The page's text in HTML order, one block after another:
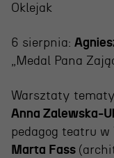
Oklejak
6 sierpnia:
„Medal Pana
Warsztaty
Anna Zalewska-
pedagog teatru
Marta Fass